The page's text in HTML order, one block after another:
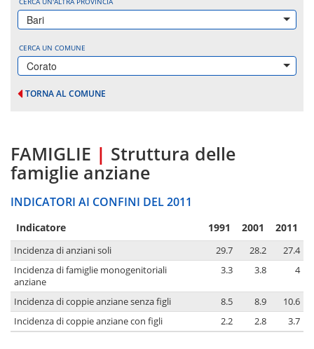
Bari
CERCA UN COMUNE
Corato
TORNA AL COMUNE
FAMIGLIE | Struttura delle
famiglie anziane
INDICATORI AI CONFINI DEL 2011
Indicatore 1991 2001 2011
Incidenza di anziani soli 29.7 28.2
27.4
Incidenza di famiglie monogenitoriali
anziane
3.3 3.8 4
Incidenza di coppie anziane senza figli 8.5 8.9
10.6
Incidenza di coppie anziane con figli
2.2 2.8 3.7